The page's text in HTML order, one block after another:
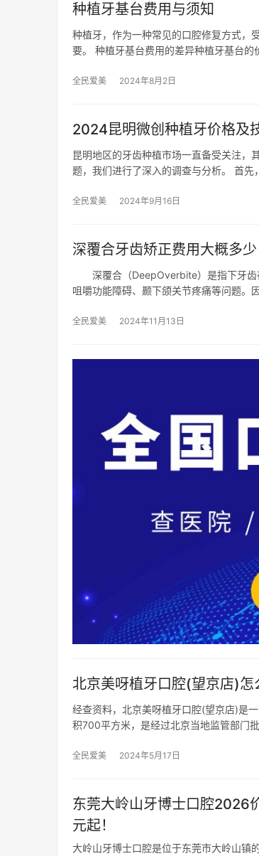
种植牙基台费用与须知
种植牙，作为一种常见的口腔修复方式，
要。 种植牙基台费用的差异种植牙基台
全民爱美 2024年8月2日
2024昆明微创种植牙价格及
昆明地区的牙齿种植市场一直备受关注，
题，我们进行了深入的调查与分析。 首
全民爱美 2024年9月16日
深覆合牙齿矫正费用大概多少
深覆合（DeepOverbite）是指下牙齿
咀嚼功能障碍、颞下颌关节疼痛等问题。
全民爱美 2024年11月13日
北京美呀植牙口腔(望京店)怎
经查资料，北京美呀植牙口腔(望京店)是
积700平方米，是经过北京当地监管部门
全民爱美 2024年5月17日
东莞大岭山牙博士口腔2026
元起！
大岭山牙博士口腔是位于东莞市大岭山镇